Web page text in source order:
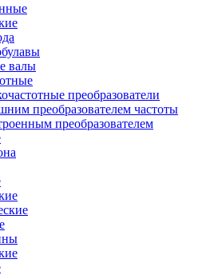
валы
преобразователи
преобразователем частоты
преобразователем